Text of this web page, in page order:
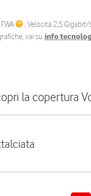
. Velocità 2,5
vai su info
la copertura